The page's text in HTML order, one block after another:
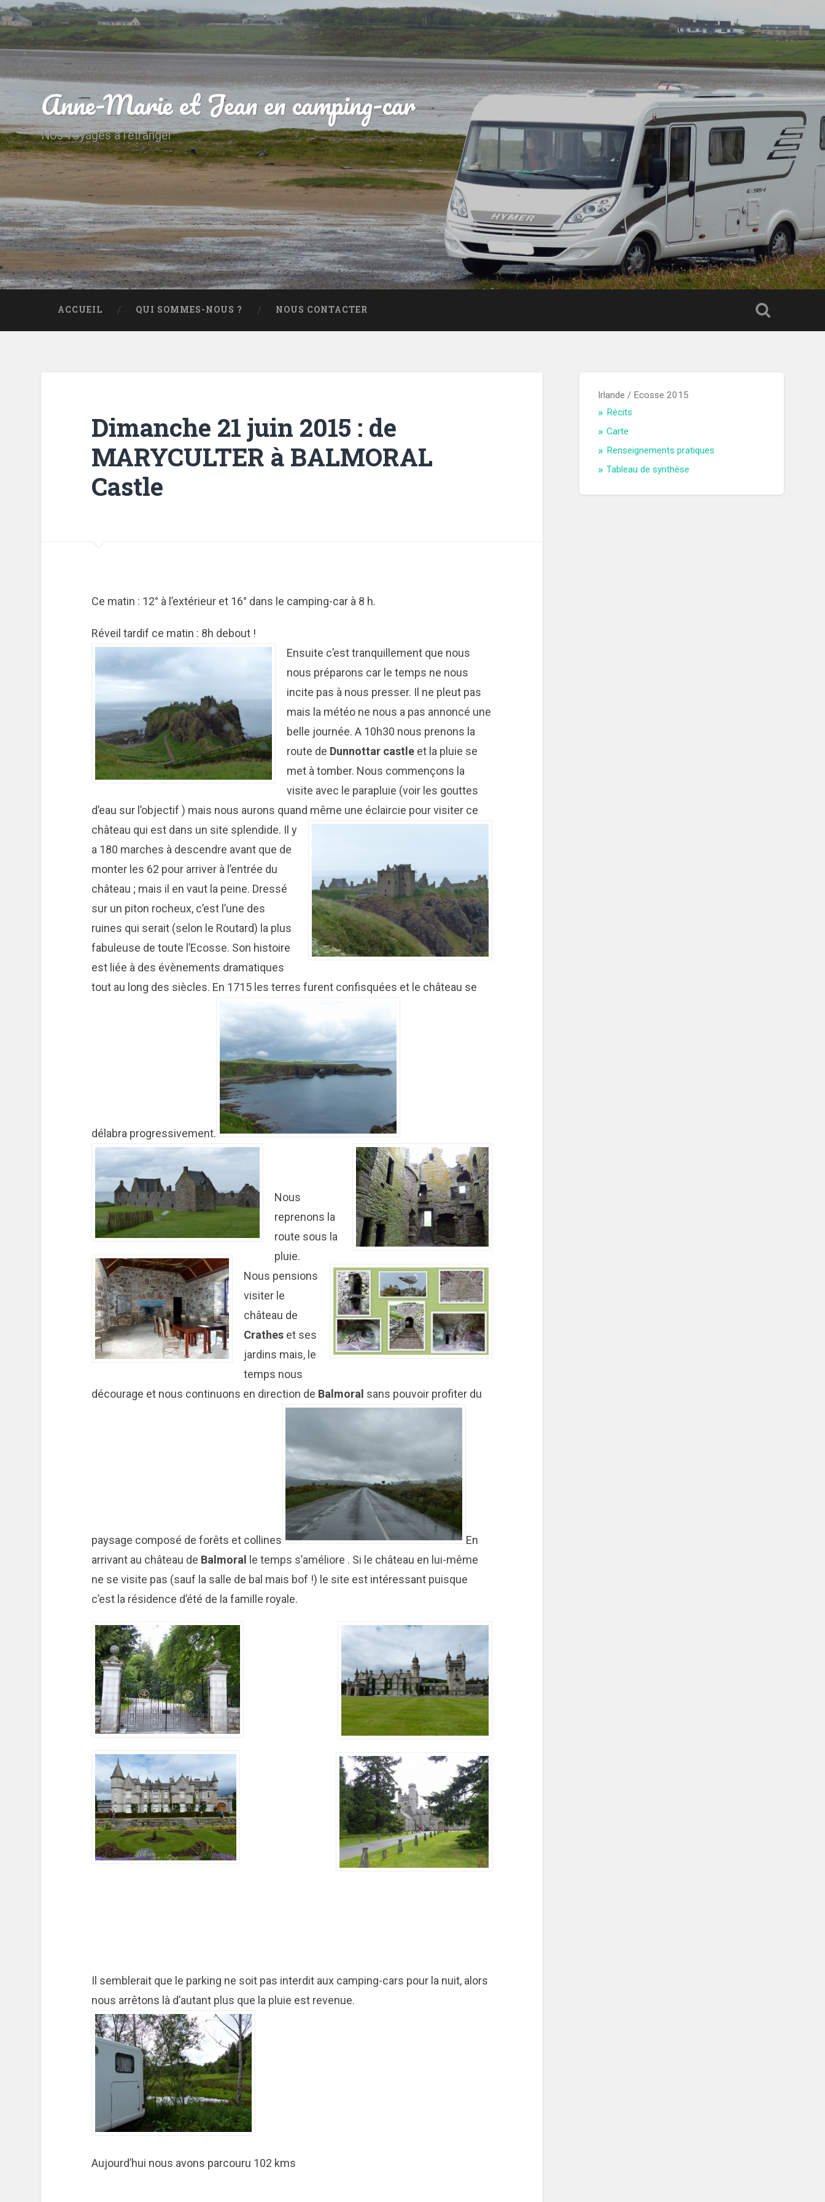
Anne-Marie et Jean en camping-car
Nos voyages à l'étranger
ACCUEIL QUI SOMMES-NOUS ? NOUS CONTACTER
Dimanche 21 juin 2015 : de
MARYCULTER à BALMORAL
Castle
Ce matin : 12° à l’extérieur et 16° dans le camping-car à 8 h.
Réveil tardif ce matin : 8h debout !
Ensuite c’est tranquillement que nous
nous préparons car le temps ne nous
incite pas à nous presser. Il ne pleut pas
mais la météo ne nous a pas annoncé une
belle journée. A 10h30 nous prenons la
route de Dunnottar castleet la pluie se
met à tomber. Nous commençons la
visite avec le parapluie (voir les gouttes
d’eau sur l’objectif ) mais nous aurons quand même une éclaircie pour visiter ce
château qui est dans un site splendide. Il y
a 180 marches à descendre avant que de
monter les 62 pour arriver à l’entrée du
château ; mais il en vaut la peine. Dressé
sur un piton rocheux, c’est l’une des
ruines qui serait (selon le Routard) la plus
fabuleuse de toute l’Ecosse. Son histoire
est liée à des évènements dramatiques
tout au long des siècles. En 1715 les terres furent confisquées et le château se
délabra progressivement.
Nous
reprenons la
route sous la
pluie.
Nous pensions
visiter le
château de
Cratheset ses
jardins mais, le
temps nous
décourage et nous continuons en direction de Balmoral sans pouvoir profiter du
paysage composé de forêts et collines
En
arrivant au château de Balmoral le temps s’améliore . Si le château en lui-même
ne se visite pas (sauf la salle de bal mais bof !) le site est intéressant puisque
c’est la résidence d’été de la famille royale.
Il semblerait que le parking ne soit pas interdit aux camping-cars pour la nuit, alors
nous arrêtons là d’autant plus que la pluie est revenue.
Aujourd’hui nous avons parcouru 102 kms
Irlande / Ecosse 2015
Récits
Carte
Renseignements pratiques
Tableau de synthèse